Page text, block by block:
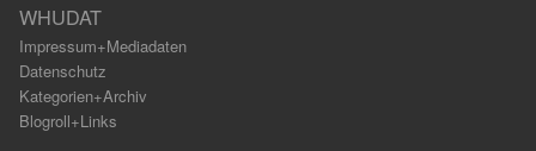
WHUDAT
Impressum+Mediadaten
Datenschutz
Kategorien+Archiv
Blogroll+Links